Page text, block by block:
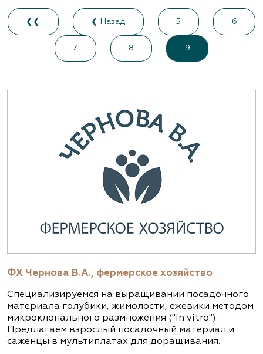
❮❮ ❮ Назад 5 6
7 8 9
ФХ Чернова В.А., фермерское хозяйство
Специализируемся на выращивании посадочного
материала голубики, жимолости, ежевики методом
микроклонального размножения ("in vitro").
Предлагаем взрослый посадочный материал и
саженцы в мультиплатах для доращивания.